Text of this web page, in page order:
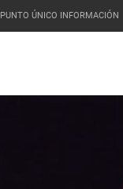
PUNTO ÚNICO INFORMACIÓN